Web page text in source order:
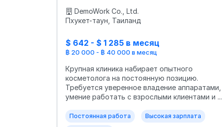
DemoWork Co., Ltd.
Пхукет-таун, Таиланд
$ 642 - $ 1 285 в месяц
฿ 20 000 - ฿ 40 000 в месяц
Крупная клиника набирает опытного
косметолога на постоянную позицию.
Требуется уверенное владение аппаратами,
умение работать с взрослыми клиентами и ...
Постоянная работа Высокая зарплата